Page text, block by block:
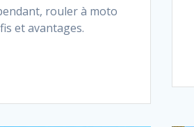
rouler à moto
et avantages.